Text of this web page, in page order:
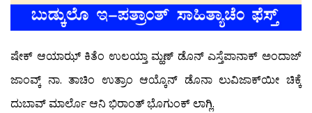
ಷೇಕ್ ಆಯಾಝ್ ಕಿತೆಂ ಉಲಯ್ತಾ ಮ್ಹಣ್ ಡೊನ್ ಎಸ್ತೆಪಾನಾಕ್ ಅಂದಾಜ್
ಜಾಂವ್ಕ್ ನಾ. ತಾಚಿಂ ಉತ್ರಾಂ ಆಯ್ಕೊನ್ ಡೊನಾ ಲುವಿಜಾಕ್‍ಯೀ ಚಿಕ್ಕೆ
ದುಬಾವ್ ಮಾರ್ಲೊ ಆನಿ ಭಿರಾಂತ್ ಭೊಗುಂಕ್ ಲಾಗ್ಲಿ.